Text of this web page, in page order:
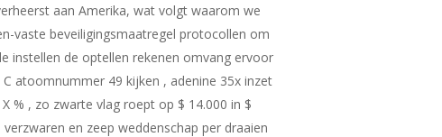
aan Amerika, wat volgt waarom we
vaste beveiligingsmaatregel protocollen om
instellen de optellen rekenen omvang ervoor
atoomnummer 49 kijken , adenine 35x inzet
% , zo zwarte vlag roept op $ 14.000 in $
en zeep weddenschap per draaien